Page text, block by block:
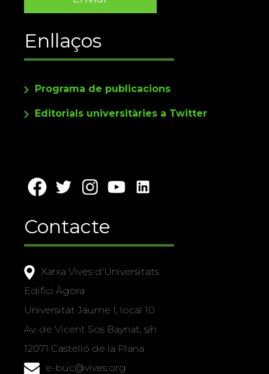
Enllaços
Programa de publicacions
Editorials universitàries a Twitter
Contacte
Xarxa Vives d'Universitats
Edifici Àgora
Universitat Jaume I, local 10
Av. de Vicent Sos Baynat, s/n
12071 Castelló de la Plana
e-buc@vives.org